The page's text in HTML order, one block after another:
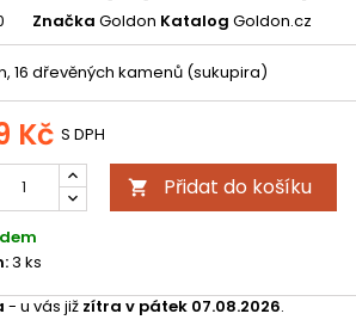
Značka Goldon Katalog Goldon.cz
16 dřevěných kamenů (sukupira)
Kč S DPH
 Přidat do košíku
3 ks
- u vás již zítra v pátek 07.08.2026.